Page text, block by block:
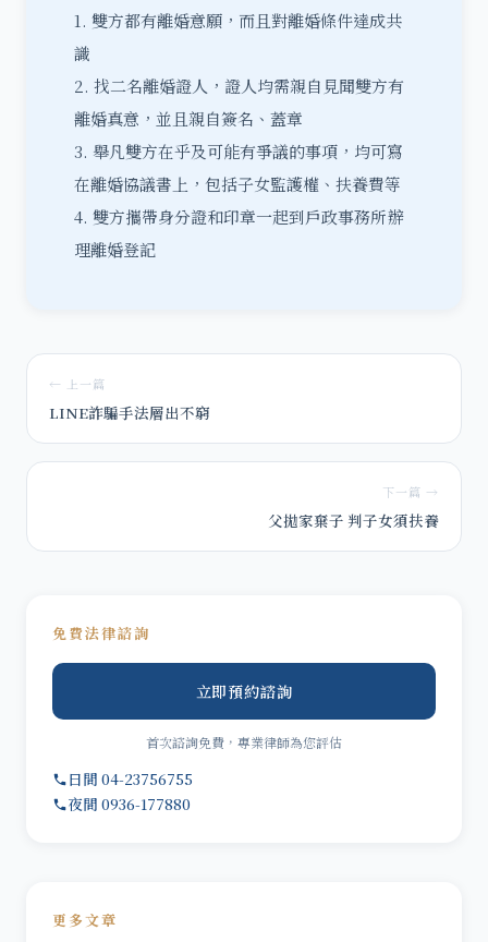
1. 雙方都有離婚意願，而且對離婚條件達成共
識
2. 找二名離婚證人，證人均需親自見聞雙方有
離婚真意，並且親自簽名、蓋章
3. 舉凡雙方在乎及可能有爭議的事項，均可寫
在離婚協議書上，包括子女監護權、扶養費等
4. 雙方攜帶身分證和印章一起到戶政事務所辦
理離婚登記
← 上一篇
LINE詐騙手法層出不窮
下一篇 →
父拋家棄子 判子女須扶養
免費法律諮詢
立即預約諮詢
首次諮詢免費，專業律師為您評估
日間 04-23756755
夜間 0936-177880
更多文章